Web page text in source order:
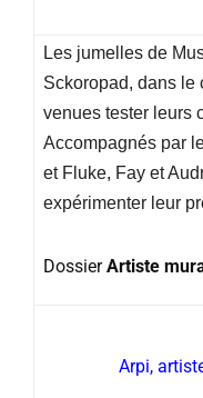
Les jumelles de
Sckoropad, dans le
venues tester leurs
Accompagnés par
et Fluke, Fay et
expérimenter leur
DossierArtiste
Arpi,